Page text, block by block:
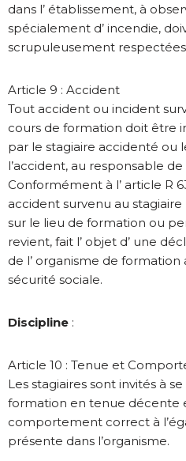
dans l’ établissement, à
spécialement d’ incendie,
scrupuleusement
Article 9 : Accident
Tout accident ou incident
cours de formation doit être
par le stagiaire accidenté ou
l’accident, au responsable
Conformément à l’ article R
accident survenu au
sur le lieu de formation ou
revient, fait l’ objet d’ une
de l’ organisme de formation
sécurité sociale.
Discipline :
Article 10 : Tenue et
Les stagiaires sont invités à
formation en tenue décente
comportement correct à
présente dans l’organisme.